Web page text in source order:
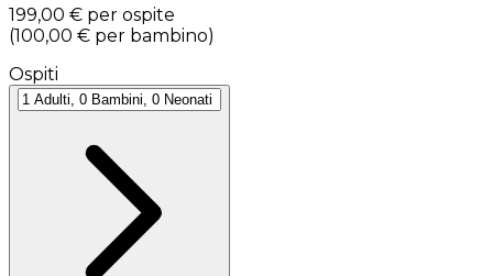
199,00 € per ospite
(100,00 € per bambino)
Ospiti